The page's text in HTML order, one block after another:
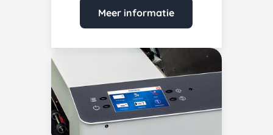
Meer informatie